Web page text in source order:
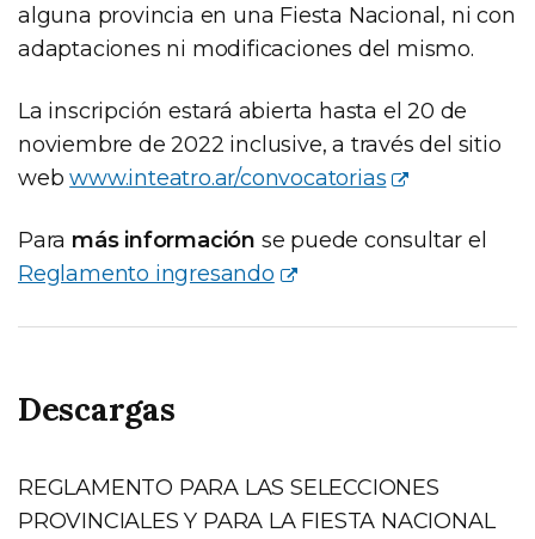
alguna provincia en una Fiesta Nacional, ni con
adaptaciones ni modificaciones del mismo.
La inscripción estará abierta hasta el 20 de
noviembre de 2022 inclusive, a través del sitio
webwww.inteatro.ar/convocatorias
Para más información se puede consultar el
Reglamento ingresando
Descargas
REGLAMENTO PARA LAS SELECCIONES
PROVINCIALES Y PARA LA FIESTA NACIONAL